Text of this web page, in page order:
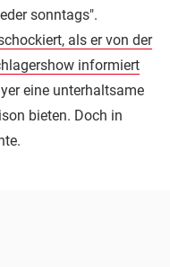
sonntags".
als er von der
informiert
eine unterhaltsame
bieten. Doch in